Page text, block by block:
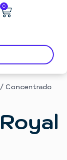
0
Carrito
/ Concentrado